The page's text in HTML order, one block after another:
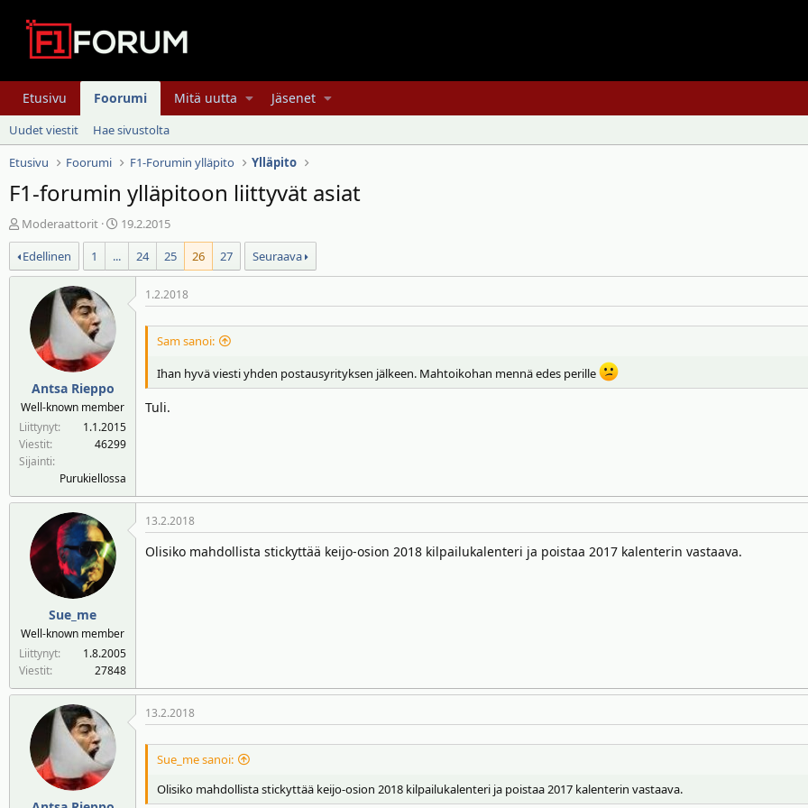
Etusivu Foorumi Mitä uutta Jäsenet
Uudet viestit
Hae sivustolta
Etusivu
Foorumi F1-Forumin ylläpito Ylläpito
F1-forumin ylläpitoon liittyvät asiat
V
i
e
s
u
n
a
l
i
Moderaattorit
A
l
o
i
v
ä
m
ä
r
19.2.2015
Edellinen
1 ... 24 25 26 27 Seuraava
Antsa Rieppo
Well-known member
Liittynyt
1.1.2015
Viestit
46299
Sijainti
Purukiellossa
1.2.2018
Sam sanoi:
Ihan hyvä viesti yhden postausyrityksen jälkeen. Mahtoikohan mennä edes perille
Tuli.
Sue_me
Well-known member
Liittynyt
1.8.2005
Viestit
27848
13.2.2018
Olisiko mahdollista stickyttää keijo-osion 2018 kilpailukalenteri ja poistaa 2017 kalenterin vastaava.
13.2.2018
Sue_me sanoi:
Olisiko mahdollista stickyttää keijo-osion 2018 kilpailukalenteri ja poistaa 2017 kalenterin vastaava.